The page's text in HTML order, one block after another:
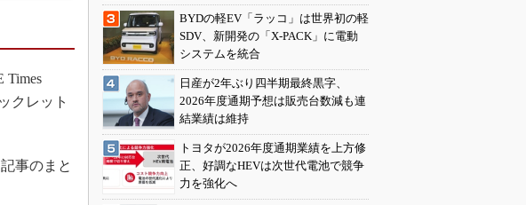
Times
クレット
事のまと
BYDの軽EV「ラッコ」は世界初の軽
SDV、新開発の「X-PACK」に電動
システムを統合
日産が2年ぶり四半期最終黒字、
2026年度通期予想は販売台数減も連
結業績は維持
トヨタが2026年度通期業績を上方修
正、好調なHEVは次世代電池で競争
力を強化へ